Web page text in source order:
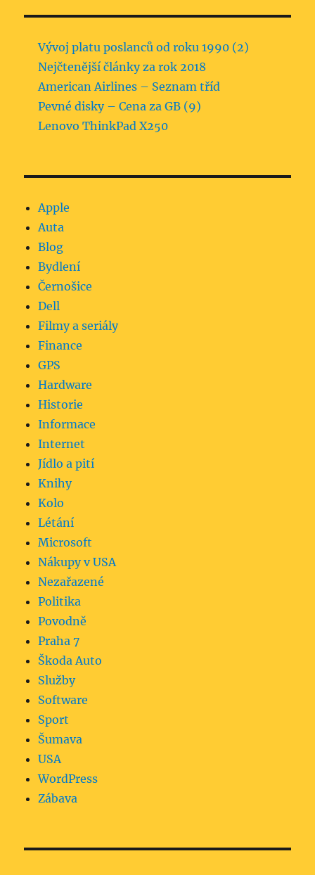
Vývoj platu poslanců od roku 1990 (2)
Nejčtenější články za rok 2018
American Airlines – Seznam tříd
Pevné disky – Cena za GB (9)
Lenovo ThinkPad X250
Apple
Auta
Blog
Bydlení
Černošice
Dell
Filmy a seriály
Finance
GPS
Hardware
Historie
Informace
Internet
Jídlo a pití
Knihy
Kolo
Létání
Microsoft
Nákupy v USA
Nezařazené
Politika
Povodně
Praha 7
Škoda Auto
Služby
Software
Sport
Šumava
USA
WordPress
Zábava